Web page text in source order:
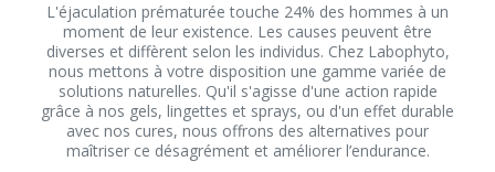
L'éjaculation prématurée touche 24% des hommes à un
moment de leur existence. Les causes peuvent être
diverses et diffèrent selon les individus. Chez Labophyto,
nous mettons à votre disposition une gamme variée de
solutions naturelles. Qu'il s'agisse d'une action rapide
grâce à nos gels, lingettes et sprays, ou d'un effet durable
avec nos cures, nous offrons des alternatives pour
maîtriser ce désagrément et améliorer l’endurance.